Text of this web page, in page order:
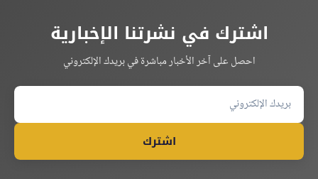
اشترك في نشرتنا الإخبارية
احصل على آخر الأخبار مباشرة في بريدك الإلكتروني
اشترك